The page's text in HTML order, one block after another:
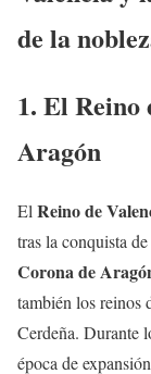
de la
1. El Reino
Aragón
El Reino de
tras la conquista
Corona de
también los
Cerdeña. Durante
época de